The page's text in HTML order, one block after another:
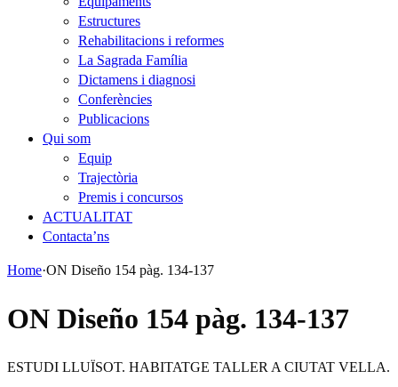
Estructures
Rehabilitacions i reformes
La Sagrada Família
Dictamens i diagnosi
Conferències
Publicacions
Qui som
Equip
Trajectòria
Premis i concursos
ACTUALITAT
Contacta’ns
Home·ON Diseño 154 pàg. 134-137
ON Diseño 154 pàg. 134-137
ESTUDI LLUÏSOT. HABITATGE TALLER A CIUTAT VELLA.